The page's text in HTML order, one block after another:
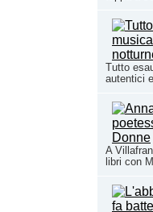
Tutto
autentici
A
libri con